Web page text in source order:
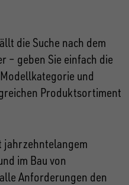
die Suche nach dem
– geben Sie einfach die
und
Produktsortiment
jahrzehntelangem
im Bau von
Anforderungen den